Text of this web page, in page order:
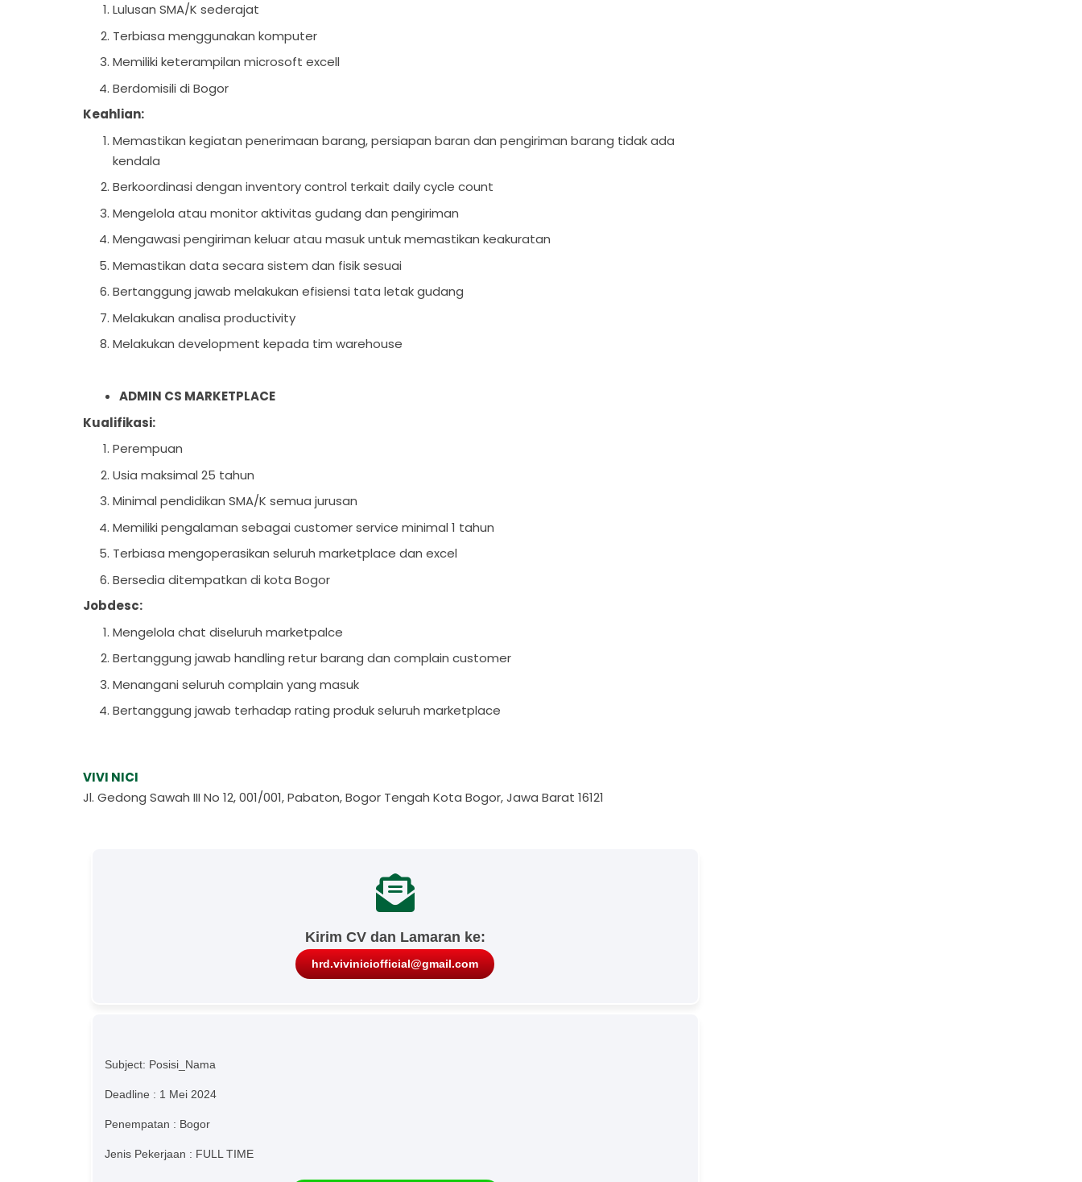
Lulusan SMA/K sederajat
Terbiasa menggunakan komputer
Memiliki keterampilan microsoft excell
Berdomisili di Bogor
Keahlian:
Memastikan kegiatan penerimaan barang, persiapan baran dan pengiriman barang tidak ada
kendala
Berkoordinasi dengan inventory control terkait daily cycle count
Mengelola atau monitor aktivitas gudang dan pengiriman
Mengawasi pengiriman keluar atau masuk untuk memastikan keakuratan
Memastikan data secara sistem dan fisik sesuai
Bertanggung jawab melakukan efisiensi tata letak gudang
Melakukan analisa productivity
Melakukan development kepada tim warehouse
ADMIN CS MARKETPLACE
Kualifikasi:
Perempuan
Usia maksimal 25 tahun
Minimal pendidikan SMA/K semua jurusan
Memiliki pengalaman sebagai customer service minimal 1 tahun
Terbiasa mengoperasikan seluruh marketplace dan excel
Bersedia ditempatkan di kota Bogor
Jobdesc:
Mengelola chat diseluruh marketpalce
Bertanggung jawab handling retur barang dan complain customer
Menangani seluruh complain yang masuk
Bertanggung jawab terhadap rating produk seluruh marketplace
VIVI NICI
Jl. Gedong Sawah III No 12, 001/001, Pabaton, Bogor Tengah Kota Bogor, Jawa Barat 16121
Kirim CV dan Lamaran ke:
hrd.viviniciofficial@gmail.com
Subject: Posisi_Nama
Deadline : 1 Mei 2024
Penempatan : Bogor
Jenis Pekerjaan : FULL TIME